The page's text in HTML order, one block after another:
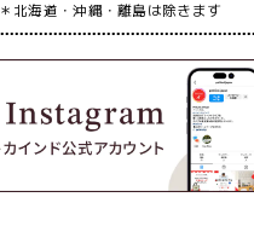
＊北海道・沖縄・離島は除きます